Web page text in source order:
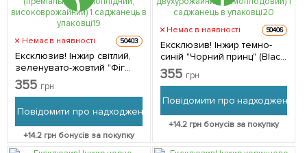
Немає в наявності 50403
Ексклюзив! Інжир світлий,
зеленувато-жовтий "Фіг
бланш" (Figue blanche)
(преміальний, самоплідний,
саджанець в упаковці 1
саджанець в упаковці
355 грн
Повідомити про надходження
+14.2 грн бонусів за покупку
Немає в наявності 50406
Ексклюзив! Інжир темно-
синій "Чорний принц" (Black
Prince) (преміальний,
двухурожайний,
саджанець в упаковці 1
саджанець в упаковці
355 грн
Повідомити про надходження
+14.2грн бонусів за покупку